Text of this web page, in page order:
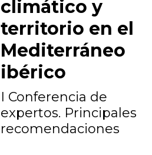
climático y
territorio en el
Mediterráneo
ibérico
I Conferencia de
expertos. Principales
recomendaciones